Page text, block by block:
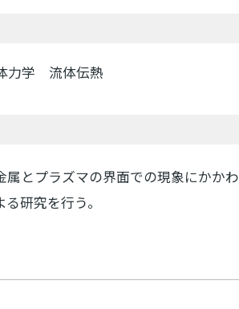
力学 流体伝熱
とプラズマの界面での現象にかかわ
研究を行う。